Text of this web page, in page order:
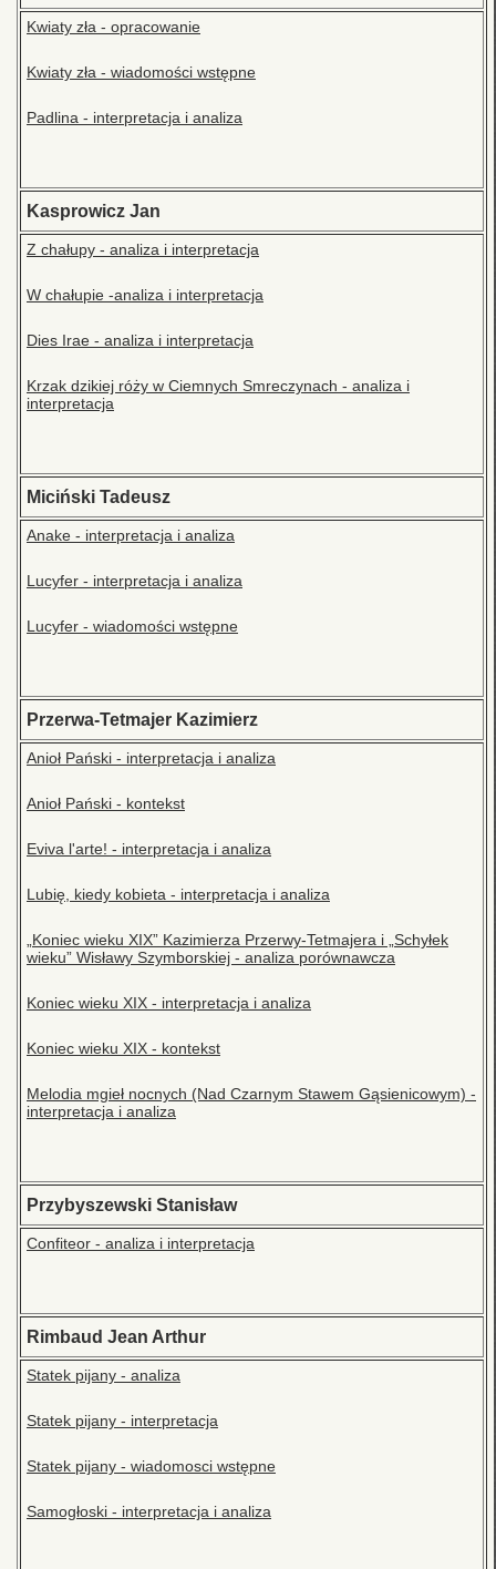
Kwiaty zła - opracowanie
Kwiaty zła - wiadomości wstępne
Padlina - interpretacja i analiza
Kasprowicz Jan
Z chałupy - analiza i interpretacja
W chałupie -analiza i interpretacja
Dies Irae - analiza i interpretacja
Krzak dzikiej róży w Ciemnych Smreczynach - analiza i
interpretacja
Miciński Tadeusz
Anake - interpretacja i analiza
Lucyfer - interpretacja i analiza
Lucyfer - wiadomości wstępne
Przerwa-Tetmajer Kazimierz
Anioł Pański - interpretacja i analiza
Anioł Pański - kontekst
Eviva l'arte! - interpretacja i analiza
Lubię, kiedy kobieta - interpretacja i analiza
„Koniec wieku XIX” Kazimierza Przerwy-Tetmajera i „Schyłek
wieku” Wisławy Szymborskiej - analiza porównawcza
Koniec wieku XIX - interpretacja i analiza
Koniec wieku XIX - kontekst
Melodia mgieł nocnych (Nad Czarnym Stawem Gąsienicowym) -
interpretacja i analiza
Przybyszewski Stanisław
Confiteor - analiza i interpretacja
Rimbaud Jean Arthur
Statek pijany - analiza
Statek pijany - interpretacja
Statek pijany - wiadomosci wstępne
Samogłoski - interpretacja i analiza